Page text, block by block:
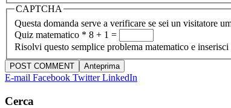
CAPTCHA
Questa domanda serve a verificare se sei un visitatore
Quiz matematico * 8 + 1 =
Risolvi questo semplice problema matematico e
E-mail Facebook TwitterLinkedIn
Cerca